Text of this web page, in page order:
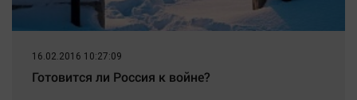
16.02.2016 10:27:09
Готовится ли Россия к войне?